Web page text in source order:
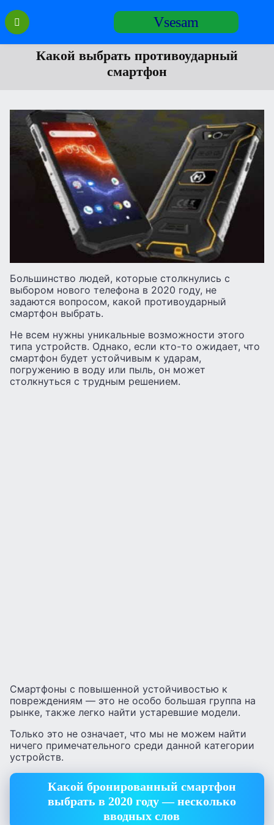
Перейти
содержанию
Vsesam
Какой выбрать противоударный
смартфон
Большинство людей, которые столкнулись с
выбором нового телефона в 2020 году, не
задаются вопросом, какой противоударный
смартфон выбрать.
Не всем нужны уникальные возможности этого
типа устройств. Однако, если кто-то ожидает, что
смартфон будет устойчивым к ударам,
погружению в воду или пыль, он может
столкнуться с трудным решением.
Смартфоны с повышенной устойчивостью к
повреждениям — это не особо большая группа на
рынке, также легко найти устаревшие модели.
Только это не означает, что мы не можем найти
ничего примечательного среди данной категории
устройств.
Какой бронированный смартфон
выбрать в 2020 году — несколько
вводных слов